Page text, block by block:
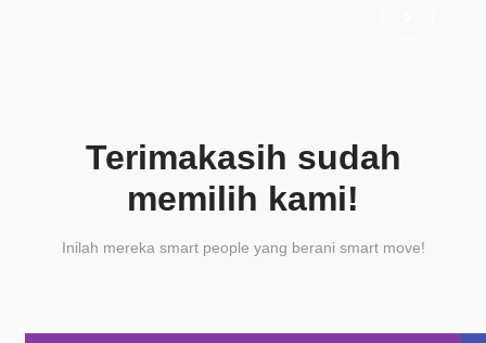
Terimakasih sudah
memilih kami!
Inilah mereka smart people yang berani smart move!